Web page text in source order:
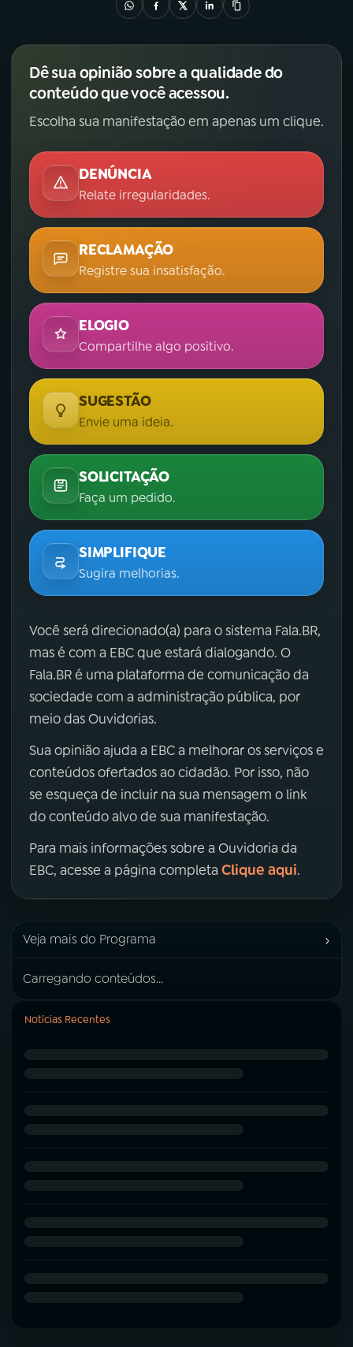
Dê sua opinião sobre a qualidade do
conteúdo que você acessou.
Escolha sua manifestação em apenas um clique.
DENÚNCIA
Relate irregularidades.
RECLAMAÇÃO
Registre sua insatisfação.
ELOGIO
Compartilhe algo positivo.
SUGESTÃO
Envie uma ideia.
SOLICITAÇÃO
Faça um pedido.
SIMPLIFIQUE
Sugira melhorias.
Você será direcionado(a) para o sistema Fala.BR,
mas é com a EBC que estará dialogando. O
Fala.BR é uma plataforma de comunicação da
sociedade com a administração pública, por
meio das Ouvidorias.
Sua opinião ajuda a EBC a melhorar os serviços e
conteúdos ofertados ao cidadão. Por isso, não
se esqueça de incluir na sua mensagem o link
do conteúdo alvo de sua manifestação.
Para mais informações sobre a Ouvidoria da
EBC, acesse a página completa Clique aqui.
Veja mais do Programa ›
Carregando conteúdos...
Notícias Recentes